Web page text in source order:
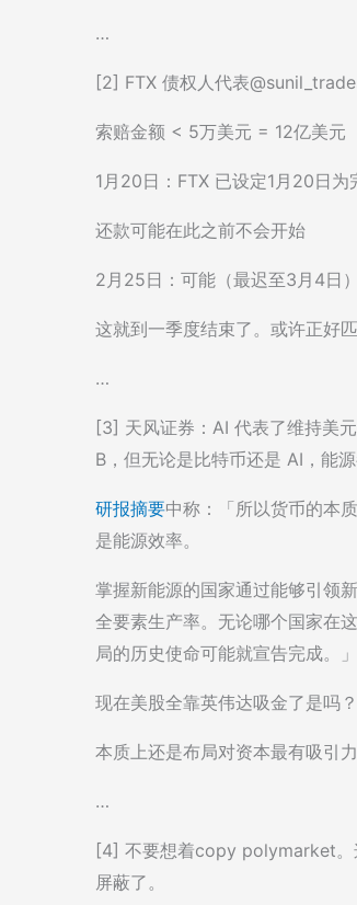
…
[2] FTX 债权人代表
索赔金额 < 5万美元 = 12亿美元
1月20日：FTX 已设定1月20日
还款可能在此之前不会开始
2月25日：可能（最迟至3月4日）
这就到一季度结束了。或许正好
…
[3] 天风证券：AI 代表了维持美
B，但无论是比特币还是 AI，能
研报摘要中称：「所以货币的本
是能源效率。
掌握新能源的国家通过能够引领
全要素生产率。无论哪个国家在
局的历史使命可能就宣告完成。」
现在美股全靠英伟达吸金了是吗？
本质上还是布局对资本最有吸引
…
[4] 不要想着copy polymarket。
屏蔽了。